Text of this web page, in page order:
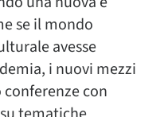
se il mondo
avesse
i nuovi mezzi
con